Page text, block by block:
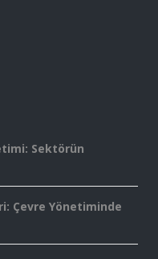
Sektörün
Çevre Yönetiminde